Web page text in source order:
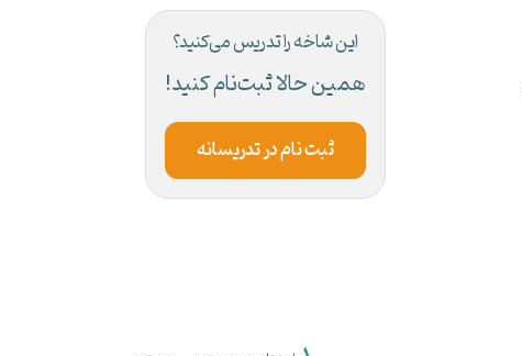
این شاخه را تدریس می‌کنید؟
همین حالا ثبت‌نام کنید!
ثبت نام در تدریسانه